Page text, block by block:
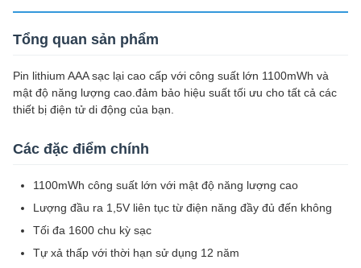
Tổng quan sản phẩm
Pin lithium AAA sạc lại cao cấp với công suất lớn 1100mWh và
mật độ năng lượng cao.đảm bảo hiệu suất tối ưu cho tất cả các
thiết bị điện tử di động của bạn.
Các đặc điểm chính
1100mWh công suất lớn với mật độ năng lượng cao
Lượng đầu ra 1,5V liên tục từ điện năng đầy đủ đến không
Tối đa 1600 chu kỳ sạc
Tự xả thấp với thời hạn sử dụng 12 năm